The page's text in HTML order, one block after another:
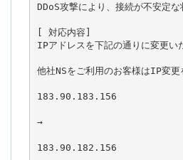
DDoS攻撃により、接続が不安定な
[ 対応内容]
IPアドレスを下記の通りに変更い
他社NSをご利用のお客様はIP変更
183.90.183.156
→
183.90.182.156